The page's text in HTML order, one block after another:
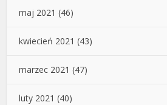
maj 2021 (46)
kwiecień 2021 (43)
marzec 2021 (47)
luty 2021 (40)